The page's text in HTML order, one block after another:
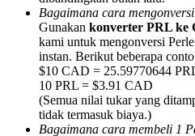
Undang teman untuk
BTC Welcome Rewards
Bagaimana cara
Gunakan konverter PRL ke
kami untuk mengonversi
instan. Berikut beberapa
$10 CAD = 25.59770644
10 PRL = $3.91 CAD
(Semua nilai tukar yang
tidak termasuk biaya.)
Bagaimana cara membeli 1